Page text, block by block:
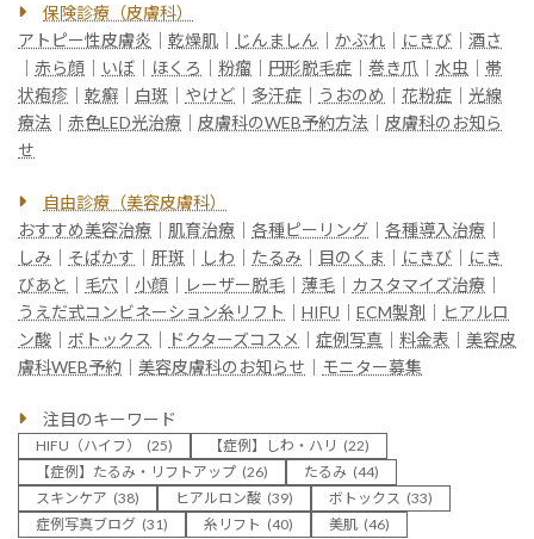
保険診療（皮膚科）
アトピー性皮膚炎
乾燥肌 じんましん かぶれ にきび
酒さ
赤ら顔 いぼ ほくろ 粉瘤 円形脱毛症 巻き爪 水虫
帯
状疱疹
乾癬 白斑 やけど 多汗症 うおのめ 花粉症
光線
療法
赤色LED光治療 皮膚科のWEB予約方法
皮膚科のお知ら
せ
自由診療（美容皮膚科）
おすすめ美容治療
肌育治療 各種ピーリング 各種導入治療
しみ
そばかす 肝斑 しわ たるみ 目のくま にきび
にき
びあと
毛穴 小顔 レーザー脱毛 薄毛 カスタマイズ治療
うえだ式コンビネーション糸リフト
HIFU ECM製剤
ヒアルロ
ン酸
ボトックス ドクターズコスメ 症例写真 料金表
美容皮
膚科WEB予約
美容皮膚科のお知らせ モニター募集
注目のキーワード
HIFU（ハイフ） (25) 【症例】しわ・ハリ (22)
【症例】たるみ・リフトアップ (26) たるみ (44)
スキンケア (38) ヒアルロン酸 (39) ボトックス (33)
症例写真ブログ (31) 糸リフト (40) 美肌 (46)